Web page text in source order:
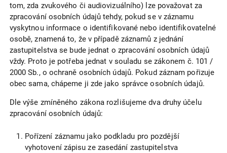
tom, zda zvukového či audiovizuálního) lze považovat za
zpracování osobních údajů tehdy, pokud se v záznamu
vyskytnou informace o identifikované nebo identifikovatelné
osobě, znamená to, že v případě záznamů z jednání
zastupitelstva se bude jednat o zpracování osobních údajů
vždy. Proto je potřeba jednat v souladu se zákonem č. 101 /
2000 Sb., o ochraně osobních údajů. Pokud záznam pořizuje
obec sama, chápeme ji zde jako správce osobních údajů.
Dle výše zmíněného zákona rozlišujeme dva druhy účelu
zpracování osobních údajů:
Pořízení záznamu jako podkladu pro pozdější
vyhotovení zápisu ze zasedání zastupitelstva